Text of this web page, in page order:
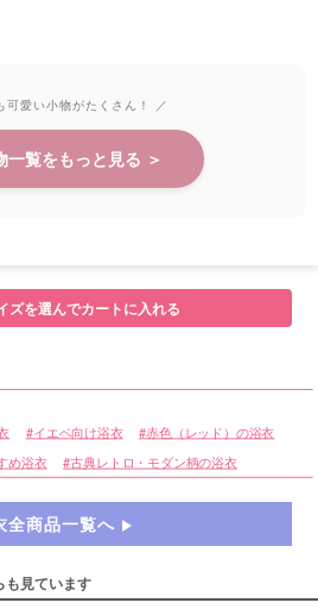
可愛い小物がたくさん！ ／
一覧をもっと見る ＞
ズを選んでカートに入れる
イエベ向け浴衣 赤色（レッド）の浴衣
め浴衣 古典レトロ・モダン柄の浴衣
全商品一覧へ
も見ています